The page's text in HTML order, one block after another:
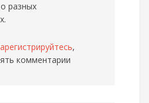
разных
,
комментарии